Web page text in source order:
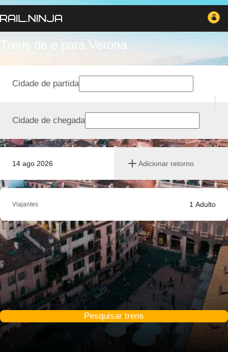
Trens de e para Verona
14 ago 2026 Adicionar retorno
Cidade de partida
Cidade de chegada
Viajantes 1 Adulto
Pesquisar trens